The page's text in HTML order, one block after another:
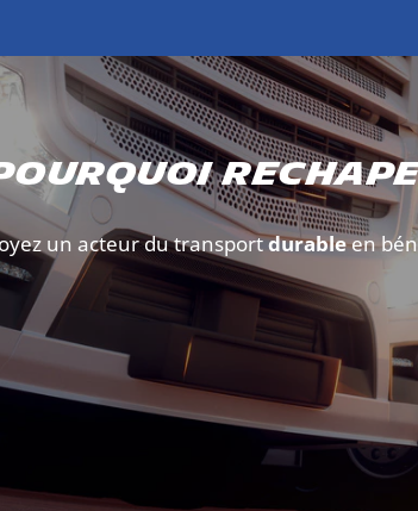
un acteur du transportdurableen